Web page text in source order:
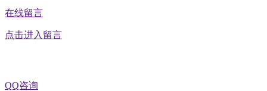
在线留言
点击进入留言
QQ咨询